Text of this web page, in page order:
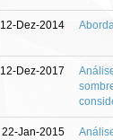
12-Dez-2014
12-Dez-2017
22-Jan-2015